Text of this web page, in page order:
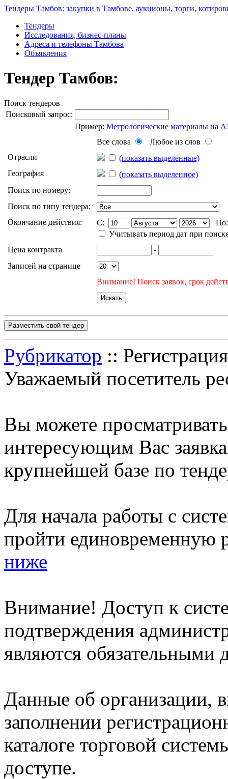
Тендеры Тамбов: закупки в Тамбове, аукционы, торги,
Тендеры
Исследования, бизнес-планы
Адреса и телефоны Тамбова
Объявления
Тендер Тамбов:
Поиск тендеров
Поисковый запрос:
Пример: Метрологические материалы на
Все слова
Любое из слов
Отрасли
(показать выделенные)
География
(показать выделенное)
Поиск по номеру:
Поиск по типу тендера:
Окончание действия:
C:
Учитывать период дат при
Цена контракта
-
Записей на странице
Внимание! Поиск заявок, срок
Разместить свой тендер
Рубрикатор :: Регистрация
Уважаемый посетитель
Вы можете
интересующим Вас
крупнейшей базе по
Для начала работы с
пройти единовременную
ниже
Внимание! Доступ к
подтверждения
являются обязательными
Данные об организации,
заполнении
каталоге торговой
доступе.